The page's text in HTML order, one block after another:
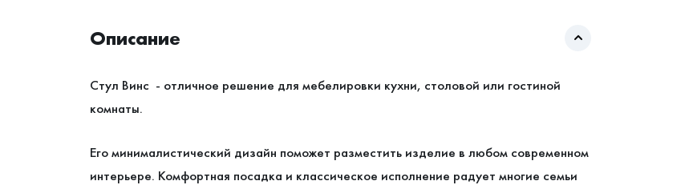
Описание
Стул Винс - отличное решение для мебелировки кухни, столовой или гостиной
комнаты.
Его минималистический дизайн поможет разместить изделие в любом современном
интерьере. Комфортная посадка и классическое исполнение радует многие семьи